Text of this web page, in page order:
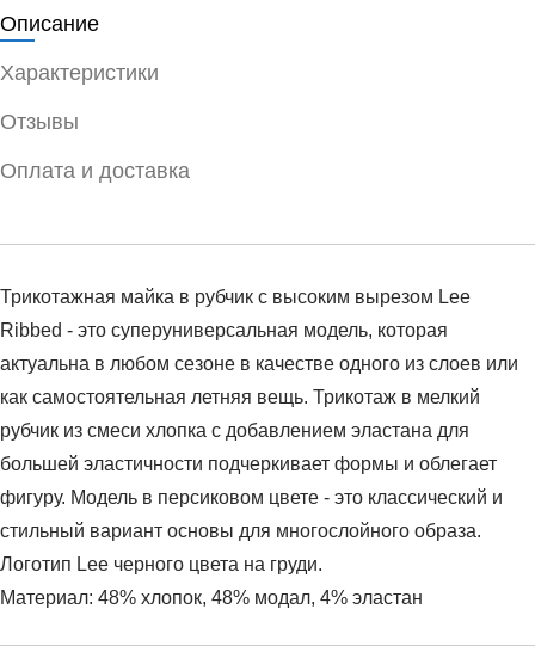
Описание
Характеристики
Отзывы
Оплата и доставка
Трикотажная майка в рубчик с высоким вырезом Lee
Ribbed - это суперуниверсальная модель, которая
актуальна в любом сезоне в качестве одного из слоев или
как самостоятельная летняя вещь. Трикотаж в мелкий
рубчик из смеси хлопка с добавлением эластана для
большей эластичности подчеркивает формы и облегает
фигуру. Модель в персиковом цвете - это классический и
стильный вариант основы для многослойного образа.
Логотип Lee черного цвета на груди.
Материал: 48% хлопок, 48% модал, 4% эластан